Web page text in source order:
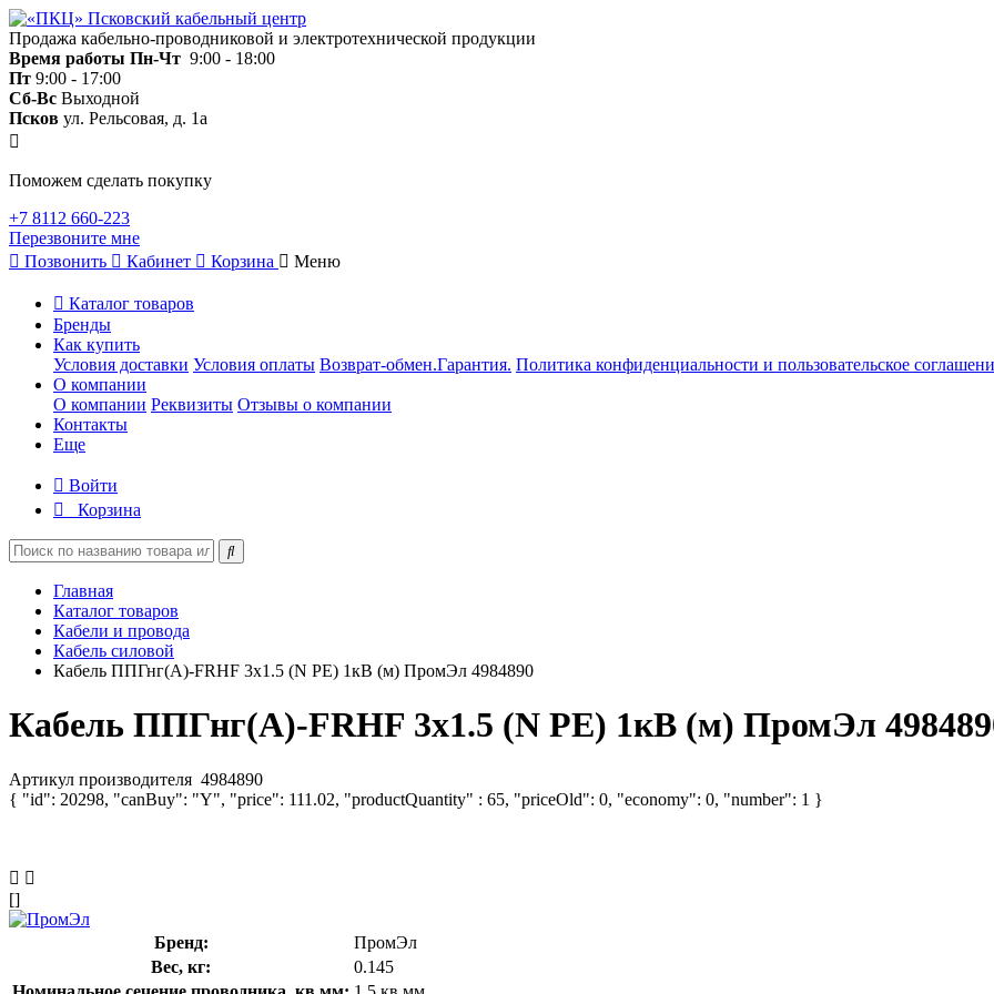
Продажа кабельно-проводниковой и электротехнической продукции
Время работы Пн-Чт 9:00 - 18:00
Пт 9:00 - 17:00
Сб-Вс Выходной
Псков ул. Рельсовая, д. 1а
Поможем сделать покупку
+7 8112 660-223
Перезвоните мне
Позвонить
Кабинет Корзина Меню
Каталог товаров
Бренды
Как купить
Условия доставки Условия оплаты Возврат-обмен.Гарантия. Политика конфиденциальности и пользовательское
О компании
О компании Реквизиты Отзывы о компании
Контакты
Еще
Войти
Корзина
Главная
Каталог товаров
Кабели и провода
Кабель силовой
Кабель ППГнг(А)-FRHF 3х1.5 (N PE) 1кВ (м) ПромЭл 4984890
Кабель ППГнг(А)-FRHF 3х1.5 (N PE) 1кВ (м) ПромЭл
Артикул производителя 4984890
{ "id": 20298, "canBuy": "Y", "price": 111.02, "productQuantity" : 65, "priceOld": 0, "economy": 0, "number": 1 }
[]
Бренд:
ПромЭл
Вес, кг:
0.145